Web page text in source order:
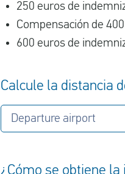
250 euros de
Compensación de
600 euros de
Calcule la distancia
Departure airport